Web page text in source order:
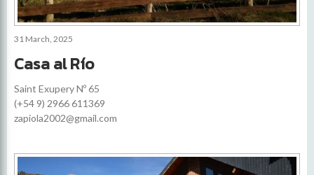
31 March, 2025
Casa al Río
Saint Exupery Nº 65
(+54 9) 2966 611369
zapiola2002@gmail.com